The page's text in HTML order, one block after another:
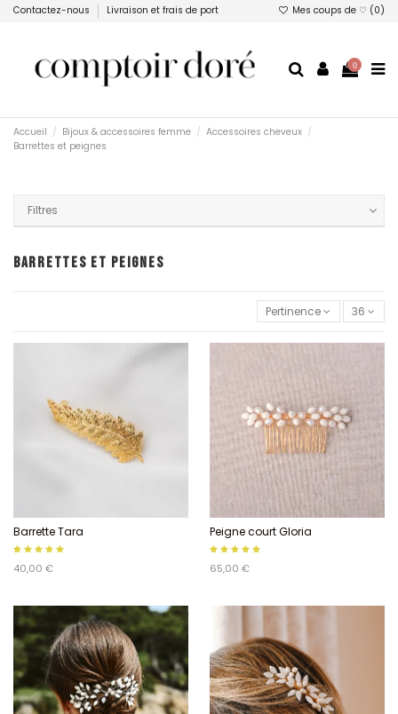
Contactez-nous Livraison et frais de port Mes coups de ♡ (0)
0
Accueil Bijoux & accessoires femme
Accessoires cheveux
Barrettes et peignes
BARRETTES ET PEIGNES
Pertinence 36
Barrette Tara
40,00 €
Peigne court Gloria
65,00 €
Filtres